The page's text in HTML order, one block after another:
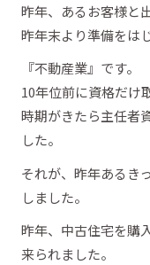
昨年、あるお客様と
昨年末より準備をは
『不動産業』です。
10年位前に資格だけ
時期がきたら主任者
した。
それが、昨年あるき
しました。
昨年、中古住宅を購
来られました。